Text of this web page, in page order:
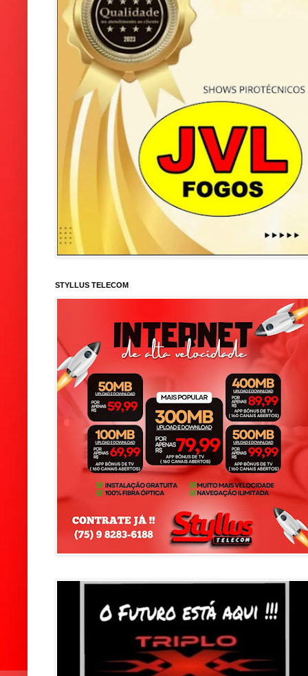
STYLLUS TELECOM